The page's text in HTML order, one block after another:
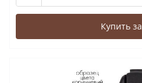
Купить за